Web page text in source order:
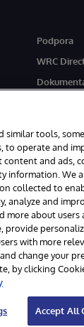
Podpora
WRC
Boston,
údajů
Záruka
similar tools,
to operate and
content and ads,
information. We
collected to
analyze and
more about users
provide
with more
change your
by clicking
Accept All